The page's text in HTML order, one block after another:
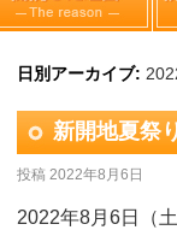
日別アーカイブ:
新開地夏
投稿 2022年8月6日
2022年8月6日（